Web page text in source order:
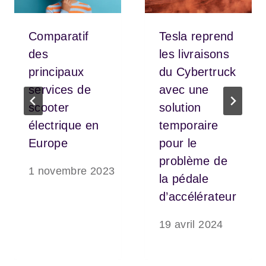
Comparatif
des
principaux
services de
scooter
électrique en
Europe
1 novembre 2023
Tesla reprend
les livraisons
du Cybertruck
avec une
solution
temporaire
pour le
problème de
la pédale
d’accélérateur
19 avril 2024